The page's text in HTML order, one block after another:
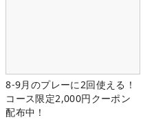
8-9月のプレーに2回使える！
コース限定2,000円クーポン
配布中！